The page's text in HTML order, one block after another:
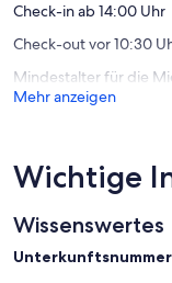
Check-in ab 14:00 Uhr
Check-out vor 10:30
Mindestalter für die
Mehr anzeigen
Wichtige
Wissenswertes
Unterkunftsnummer